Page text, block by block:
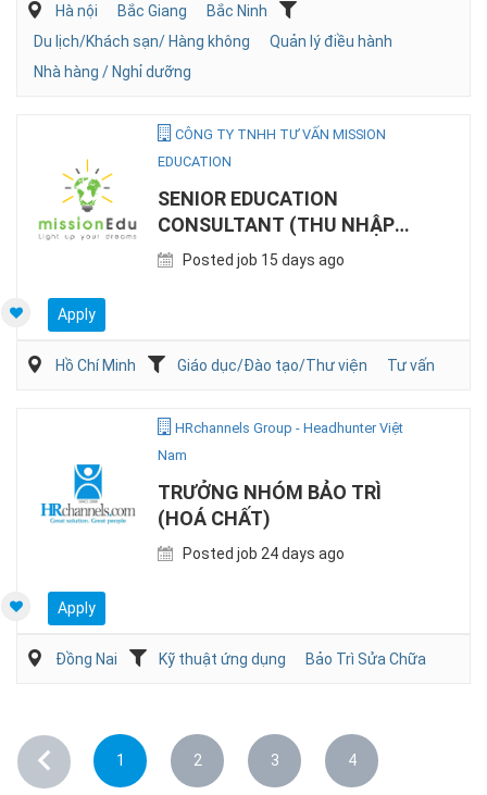
Hà nội Bắc Giang
Bắc Ninh
Du lịch/Khách sạn/ Hàng không
Quản lý điều hành
Nhà hàng / Nghỉ dưỡng
CÔNG TY TNHH TƯ VẤN MISSION
EDUCATION
SENIOR EDUCATION
CONSULTANT (THU NHẬP
TỐT - ỔN ĐỊNH)
Posted job 15 days ago
Apply
Hồ Chí Minh Giáo dục/Đào tạo/Thư viện Tư vấn
HRchannels Group - Headhunter Việt
Nam
TRƯỞNG NHÓM BẢO TRÌ
(HOÁ CHẤT)
Posted job 24 days ago
Apply
Đồng Nai Kỹ thuật ứng dụng Bảo Trì Sửa Chữa
1 2 3 4